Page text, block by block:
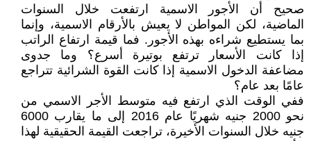
صحيح أن الأجور الاسمية ارتفعت خلال السنوات
الماضية، لكن المواطن لا يعيش بالأرقام الاسمية، وإنما
بما يستطيع شراءه بهذه الأجور. فما قيمة ارتفاع الراتب
إذا كانت الأسعار ترتفع بوتيرة أسرع؟ وما جدوى
مضاعفة الدخول الاسمية إذا كانت القوة الشرائية تتراجع
عامًا بعد عام؟
ففي الوقت الذي ارتفع فيه متوسط الأجر الاسمي من
نحو 2000 جنيه شهريًا عام 2016 إلى ما يقارب 6000
جنيه خلال السنوات الأخيرة، تراجعت القيمة الحقيقية لهذا